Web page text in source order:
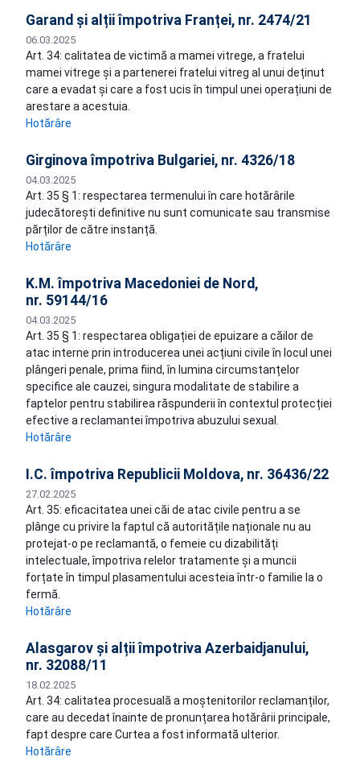
Garand și alții împotriva Franței, nr. 2474/21
06.03.2025
Art. 34: calitatea de victimă a mamei vitrege, a fratelui
mamei vitrege și a partenerei fratelui vitreg al unui deținut
care a evadat și care a fost ucis în timpul unei operațiuni de
arestare a acestuia.
Hotărâre
Girginova împotriva Bulgariei, nr. 4326/18
04.03.2025
Art. 35 § 1: respectarea termenului în care hotărârile
judecătorești definitive nu sunt comunicate sau transmise
părților de către instanță.
Hotărâre
K.M. împotriva Macedoniei de Nord,
nr. 59144/16
04.03.2025
Art. 35 § 1: respectarea obligației de epuizare a căilor de
atac interne prin introducerea unei acțiuni civile în locul unei
plângeri penale, prima fiind, în lumina circumstanțelor
specifice ale cauzei, singura modalitate de stabilire a
faptelor pentru stabilirea răspunderii în contextul protecției
efective a reclamantei împotriva abuzului sexual.
Hotărâre
I.C. împotriva Republicii Moldova, nr. 36436/22
27.02.2025
Art. 35: eficacitatea unei căi de atac civile pentru a se
plânge cu privire la faptul că autoritățile naționale nu au
protejat-o pe reclamantă, o femeie cu dizabilități
intelectuale, împotriva relelor tratamente și a muncii
forțate în timpul plasamentului acesteia într-o familie la o
fermă.
Hotărâre
Alasgarov și alții împotriva Azerbaidjanului,
nr. 32088/11
18.02.2025
Art. 34: calitatea procesuală a moștenitorilor reclamanților,
care au decedat înainte de pronunțarea hotărârii principale,
fapt despre care Curtea a fost informată ulterior.
Hotărâre